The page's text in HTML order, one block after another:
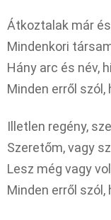
Átkoztalak már
Mindenkori
Hány arc és név,
Minden erről szól,
Illetlen regény,
Szeretőm, vagy
Lesz még vagy
Minden erről szól,